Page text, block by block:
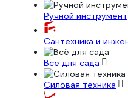
Ручной инструмент
Сантехника и
Всё для сада
Силовая техника